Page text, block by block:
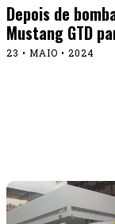
Depois de
Mustang GTD
23 • MAIO • 2024